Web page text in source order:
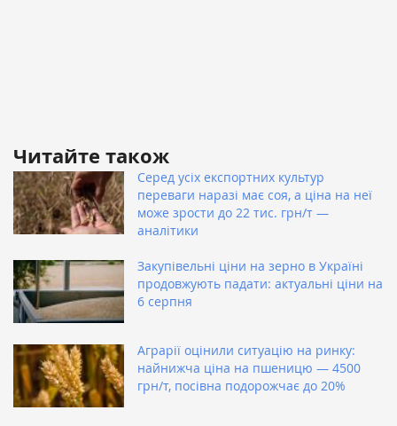
Читайте також
Серед усіх експортних культур
переваги наразі має соя, а ціна на неї
може зрости до 22 тис. грн/т —
аналітики
Закупівельні ціни на зерно в Україні
продовжують падати: актуальні ціни на
6 серпня
Аграрії оцінили ситуацію на ринку:
найнижча ціна на пшеницю — 4500
грн/т, посівна подорожчає до 20%